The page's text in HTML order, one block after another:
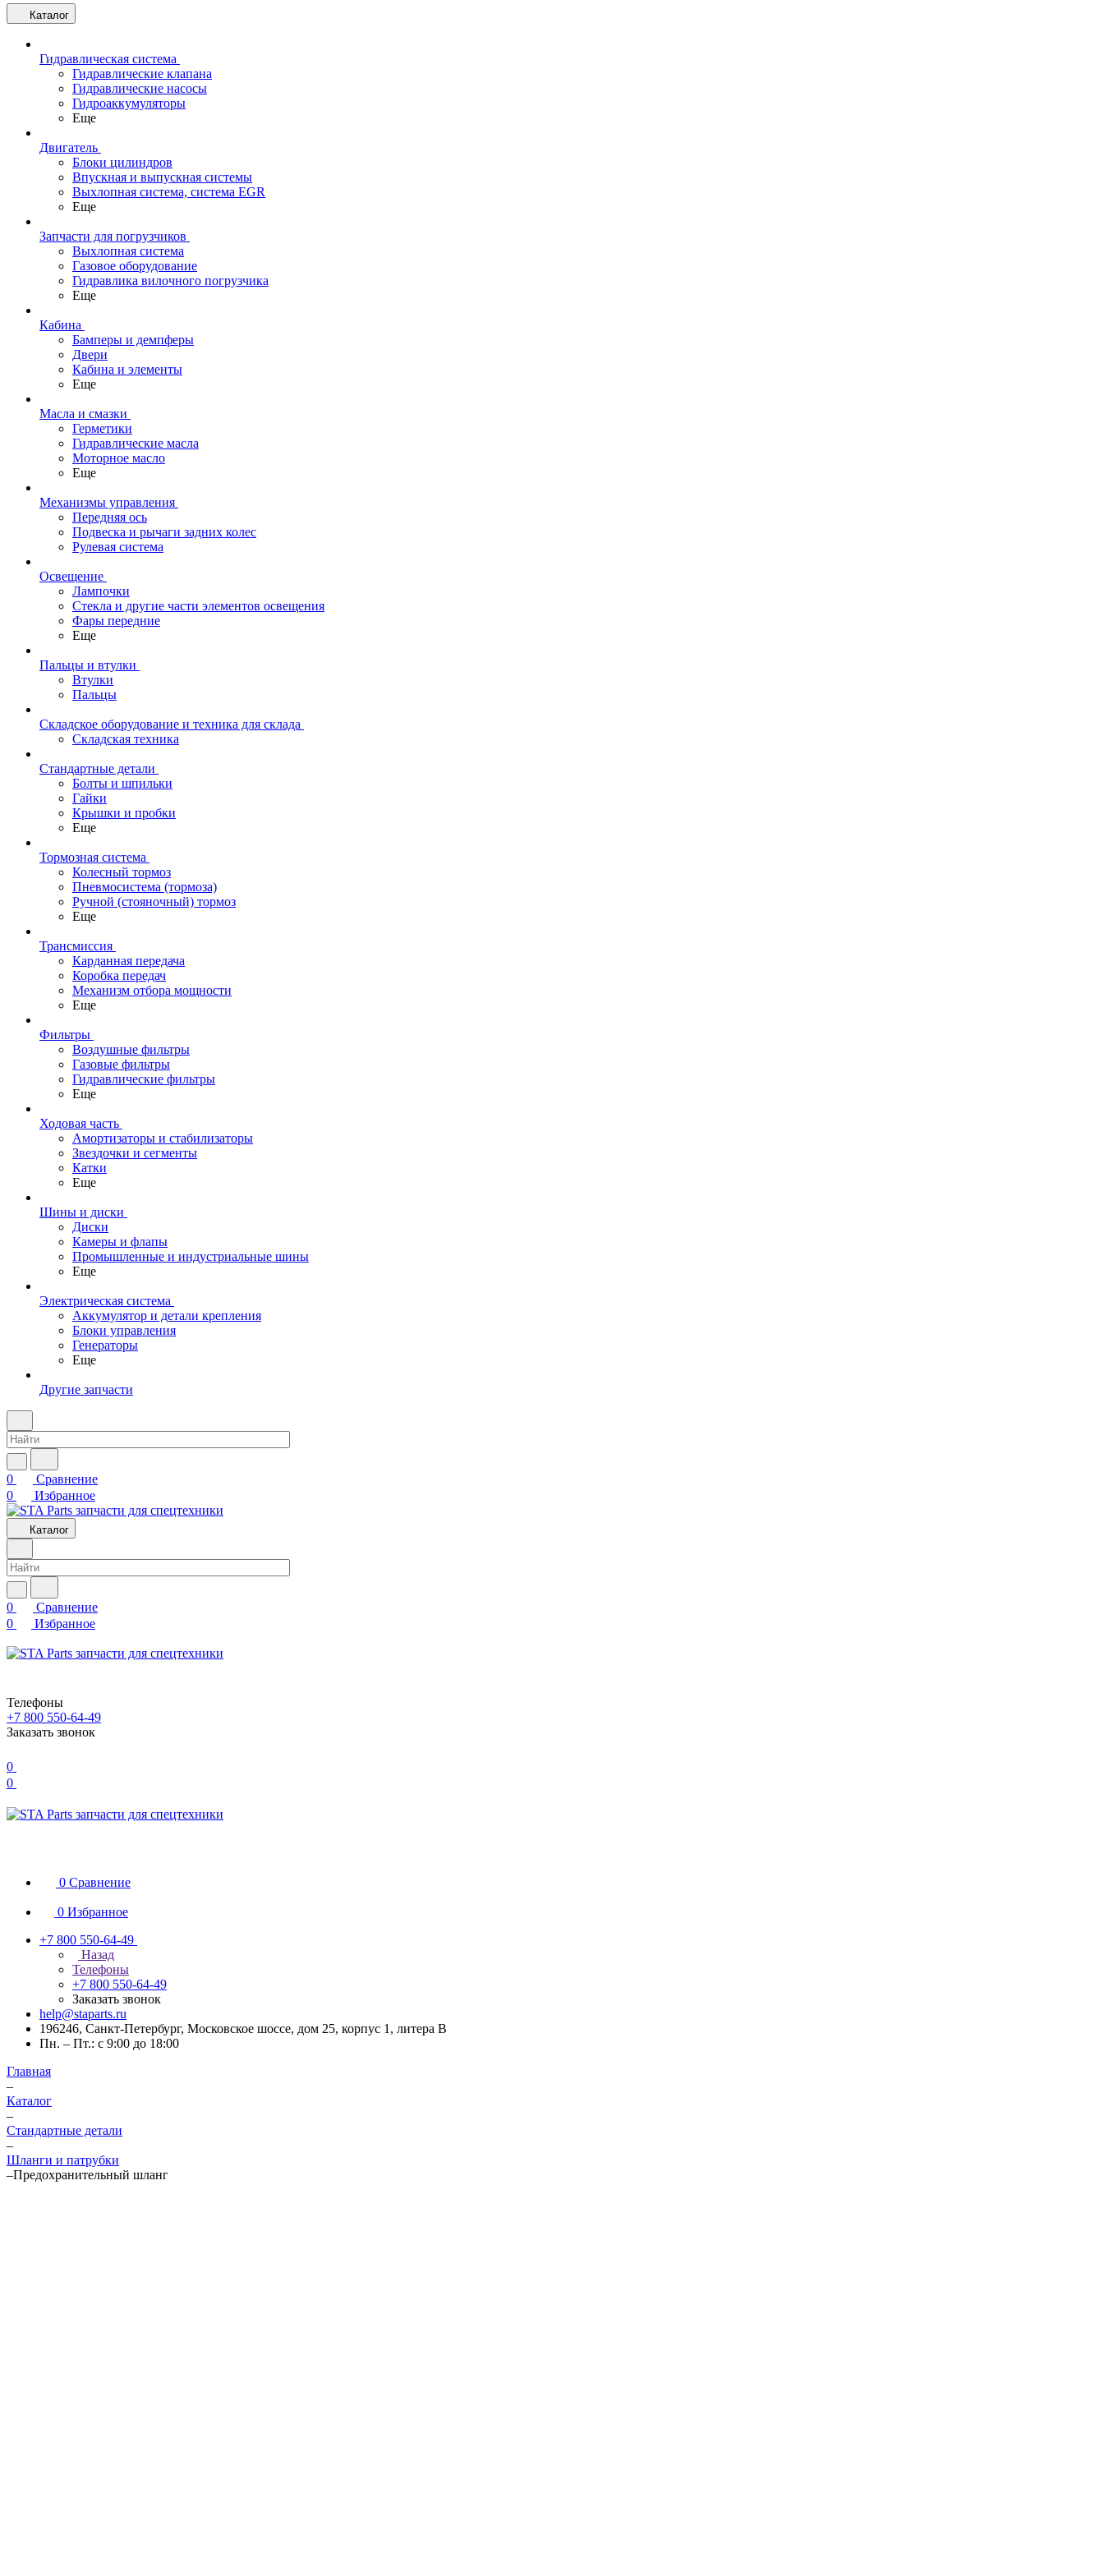
Каталог
Гидравлическая система
Гидравлические клапана
Гидравлические насосы
Гидроаккумуляторы
Еще
Двигатель
Блоки цилиндров
Впускная и выпускная системы
Выхлопная система, система EGR
Еще
Запчасти для погрузчиков
Выхлопная система
Газовое оборудование
Гидравлика вилочного погрузчика
Еще
Кабина
Бамперы и демпферы
Двери
Кабина и элементы
Еще
Масла и смазки
Герметики
Гидравлические масла
Моторное масло
Еще
Механизмы управления
Передняя ось
Подвеска и рычаги задних колес
Рулевая система
Освещение
Лампочки
Стекла и другие части элементов освещения
Фары передние
Еще
Пальцы и втулки
Втулки
Пальцы
Складское оборудование и техника для склада
Складская техника
Стандартные детали
Болты и шпильки
Гайки
Крышки и пробки
Еще
Тормозная система
Колесный тормоз
Пневмосиcтема (тормоза)
Ручной (стояночный) тормоз
Еще
Трансмиссия
Карданная передача
Коробка передач
Механизм отбора мощности
Еще
Фильтры
Воздушные фильтры
Газовые фильтры
Гидравлические фильтры
Еще
Ходовая часть
Амортизаторы и стабилизаторы
Звездочки и сегменты
Катки
Еще
Шины и диски
Диски
Камеры и флапы
Промышленные и индустриальные шины
Еще
Электрическая система
Аккумулятор и детали крепления
Блоки управления
Генераторы
Еще
Другие запчасти
0
Сравнение
0
Избранное
Каталог
0
Сравнение
0
Избранное
Телефоны
+7 800 550-64-49
Заказать звонок
0
0
0 Сравнение
0 Избранное
+7 800 550-64-49
Назад
Телефоны
+7 800 550-64-49
Заказать звонок
help@staparts.ru
196246, Санкт-Петербург, Московское шоссе, дом 25, корпус 1, литера В
Пн. – Пт.: с 9:00 до 18:00
Главная
–
Каталог
–
Стандартные детали
–
Шланги и патрубки
–Предохранительный шланг